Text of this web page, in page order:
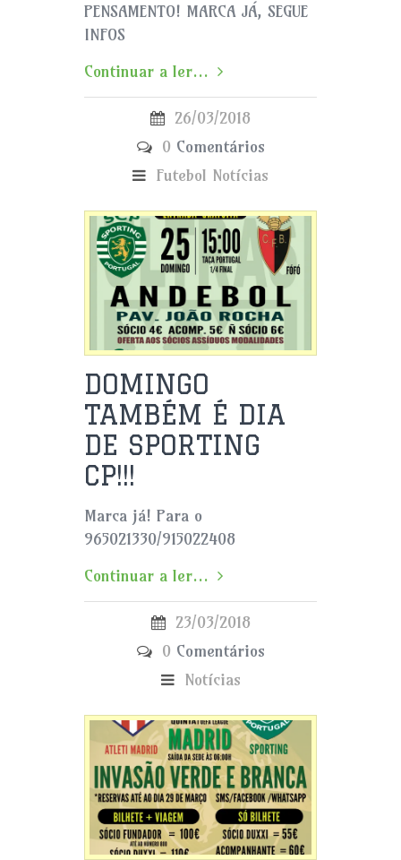
PENSAMENTO! MARCA JÁ, SEGUE
INFOS
Continuar a ler...
26/03/2018
0 Comentários
Futebol Notícias
DOMINGO
TAMBÉM É DIA
DE SPORTING
CP!!!
Marca já! Para o
965021330/915022408
Continuar a ler...
23/03/2018
0 Comentários
Notícias